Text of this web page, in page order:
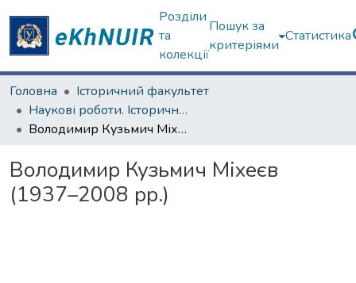
Розділи
та
колекції
Пошук за
критеріями
Статистика
Головна
Історичний факультет
Наукові роботи. Історичний факультет
Володимир Кузьмич Міхеєв (1937–2008 рр.)
Володимир Кузьмич Міхеєв
(1937–2008 рр.)